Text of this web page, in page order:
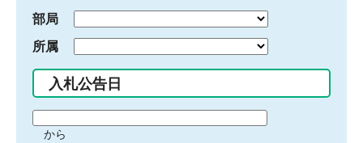
部局
所属
入札公告日
間から